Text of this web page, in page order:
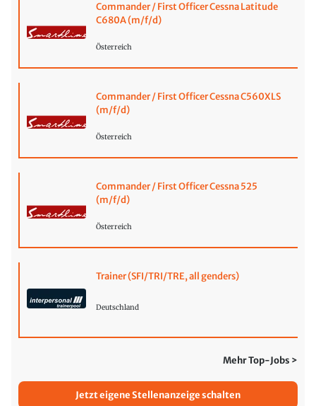
Commander / First Officer Cessna Latitude
C680A (m/f/d)
Österreich
Commander / First Officer Cessna C560XLS
(m/f/d)
Österreich
Commander / First Officer Cessna 525
(m/f/d)
Österreich
Trainer (SFI/TRI/TRE, all genders)
Deutschland
Mehr Top-Jobs >
Jetzt eigene Stellenanzeige schalten